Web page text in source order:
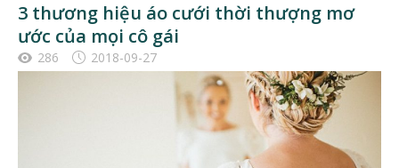
3 thương hiệu áo cưới thời thượng mơ
ước của mọi cô gái
286 2018-09-27